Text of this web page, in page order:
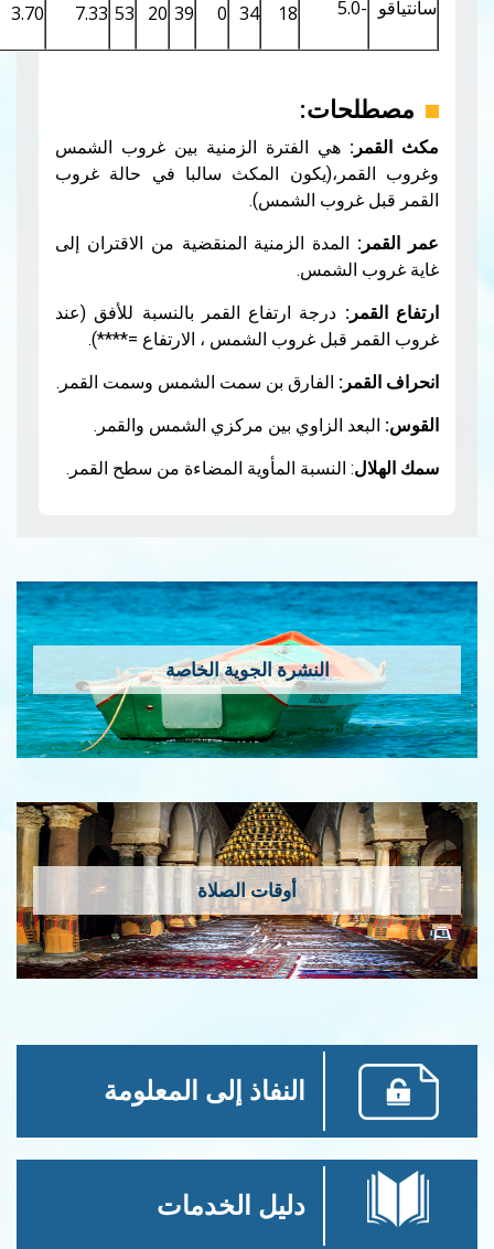
18
34
0
20
53
7.33
3.70
9.79
0.73
هي الفترة الزمنية بين غروب الشمس
المكث سالبا في حالة غروب
غروب الشمس).
المدة الزمنية المنقضية من الاقتران إلى
الشمس.
درجة ارتفاع القمر بالنسبة للأفق (عند
قبل غروب الشمس ، الارتفاع =****).
الفارق بن سمت الشمس وسمت القمر.
الزاوي بين مركزي الشمس والقمر.
: النسبة المأوية المضاءة من سطح القمر.
النشرة الجوية الخاصة
أوقات الصلاة
النفاذ إلى المعلومة
دليل الخدمات